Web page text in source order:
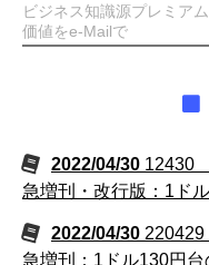
ビジネス知識源プレミア
価値をe-Mailで
2022/04/30 12430
急増刊・改行版：1ド
2022/04/30
急増刊：1ドル130円